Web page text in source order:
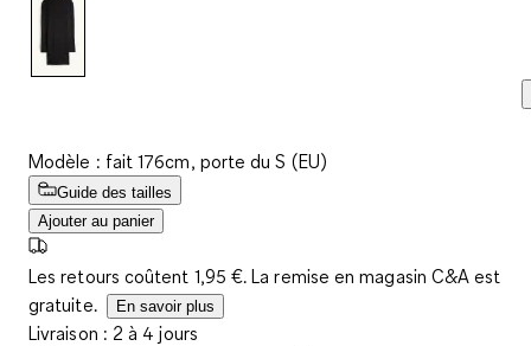
Modèle : fait 176cm, porte du S (EU)
Guide des tailles
Ajouter au panier
Les retours coûtent 1,95 €. La remise en magasin C&A est
gratuite.
En savoir plus
Livraison : 2 à 4 jours